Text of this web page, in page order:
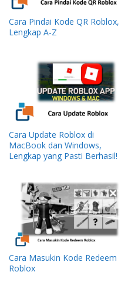
Cara Pindai Kode QR Roblox,
Lengkap A-Z
Cara Update Roblox di
MacBook dan Windows,
Lengkap yang Pasti Berhasil!
Cara Masukin Kode Redeem
Roblox